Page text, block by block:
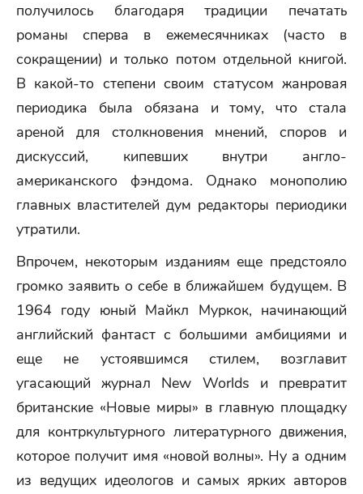
получилось благодаря традиции печатать
романы сперва в ежемесячниках (часто в
сокращении) и только потом отдельной книгой.
В какой-то степени своим статусом жанровая
периодика была обязана и тому, что стала
ареной для столкновения мнений, споров и
дискуссий, кипевших внутри англо-
американского фэндома. Однако монополию
главных властителей дум редакторы периодики
утратили.
Впрочем, некоторым изданиям еще предстояло
громко заявить о себе в ближайшем будущем. В
1964 году юный Майкл Муркок, начинающий
английский фантаст с большими амбициями и
еще не устоявшимся стилем, возглавит
угасающий журнал New Worlds и превратит
британские «Новые миры» в главную площадку
для контркультурного литературного движения,
которое получит имя «новой волны». Ну а одним
из ведущих идеологов и самых ярких авторов